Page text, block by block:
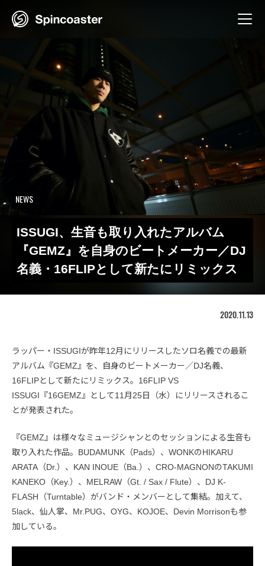
NEWS
ISSUGI、生音も取り入れたアルバム
『GEMZ』を自身のビートメーカー／DJ
名義・16FLIPとして新たにリミックス
2020.11.13
ラッパー・ISSUGIが昨年12月にリリースしたソロ名義での最新
アルバム『GEMZ』を、自身のビートメーカー／DJ名義、
16FLIPとして新たにリミックス。16FLIP VS
ISSUGI『16GEMZ』として11月25日（水）にリリースされるこ
とが発表された。
『GEMZ』は様々なミュージシャンとのセッションによる生音も
取り入れた作品。BUDAMUNK（Pads）、WONKのHIKARU
ARATA（Dr.）、KAN INOUE（Ba.）、CRO-MAGNONのTAKUMI
KANEKO（Key.）、MELRAW（Gt. / Sax / Flute）、DJ K-
FLASH（Turntable）がバンド・メンバーとして集結。加えて、
5lack、仙人掌、Mr.PUG、OYG、KOJOE、Devin Morrisonも参
加している。